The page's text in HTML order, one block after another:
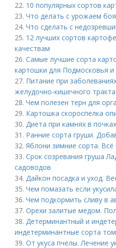
22. 10 популярных сортов
23. Что делать с урожаем
24. Что сделать с
25. 12 лучших сортов
качествам
26. Самые лучшие сорта
картошки для Подмосковья
27. Питание при
желудочно-кишечного
28. Чем полезен терн для
29. Картошка скороспелка
30. Диета при камнях в
31. Ранние сорта груши.
32. Яблони зимние сорта.
33. Срок созревания груша
садоводов
34. Дайкон посадка и уход.
35. Чем помазать если
36. Чем подкормить сливу в
37. Орехи залитые медом.
38. Детерминантный и
индетерминантные сорта
39. От укуса пчелы. Лечение